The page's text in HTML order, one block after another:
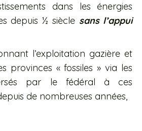
dans les énergies
depuis ½ siècle sans l’appui
l’exploitation gazière et
provinces « fossiles » via les
par le fédéral à ces
de nombreuses années,